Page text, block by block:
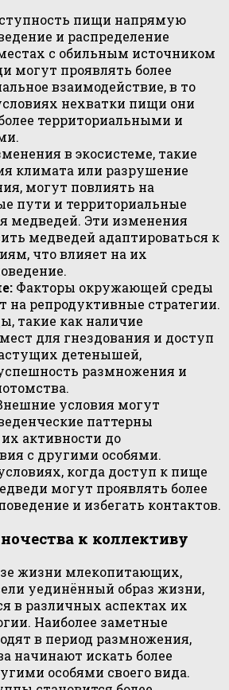
пищи напрямую
и распределение
с обильным источником
могут проявлять более
взаимодействие, в то
нехватки пищи они
территориальными и
в экосистеме, такие
климата или разрушение
могут повлиять на
пути и территориальные
медведей. Эти изменения
медведей адаптироваться к
что влияет на их
Факторы окружающей среды
на репродуктивные стратегии.
такие как наличие
для гнездования и доступ
детенышей,
размножения и
условия могут
паттерны
активности до
с другими особями.
когда доступ к пище
могут проявлять более
и избегать контактов.
к коллективу
жизни млекопитающих,
уединённый образ жизни,
в различных аспектах их
Наиболее заметные
в период размножения,
начинают искать более
особями своего вида.